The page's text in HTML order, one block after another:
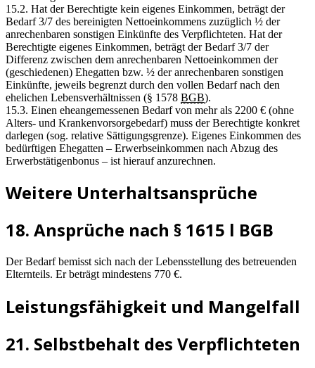
15.2. Hat der Berechtigte kein eigenes Einkommen, beträgt der
Bedarf 3/7 des bereinigten Nettoeinkommens zuzüglich ½ der
anrechenbaren sonstigen Einkünfte des Verpflichteten. Hat der
Berechtigte eigenes Einkommen, beträgt der Bedarf 3/7 der
Differenz zwischen dem anrechenbaren Nettoeinkommen der
(geschiedenen) Ehegatten bzw. ½ der anrechenbaren sonstigen
Einkünfte, jeweils begrenzt durch den vollen Bedarf nach den
ehelichen Lebensverhältnissen (§ 1578 BGB).
15.3. Einen eheangemessenen Bedarf von mehr als 2200 € (ohne
Alters- und Krankenvorsorgebedarf) muss der Berechtigte konkret
darlegen (sog. relative Sättigungsgrenze). Eigenes Einkommen des
bedürftigen Ehegatten – Erwerbseinkommen nach Abzug des
Erwerbstätigenbonus – ist hierauf anzurechnen.
Weitere Unterhaltsansprüche
18. Ansprüche nach § 1615 l BGB
Der Bedarf bemisst sich nach der Lebensstellung des betreuenden
Elternteils. Er beträgt mindestens 770 €.
Leistungsfähigkeit und Mangelfall
21. Selbstbehalt des Verpflichteten